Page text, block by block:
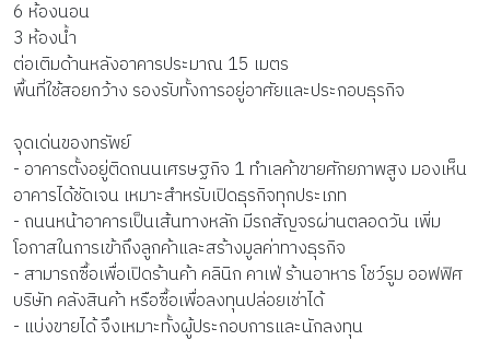
6 ห้องนอน
3 ห้องน้ำ
ต่อเติมด้านหลังอาคารประมาณ 15 เมตร
พื้นที่ใช้สอยกว้าง รองรับทั้งการอยู่อาศัยและประกอบธุรกิจ
จุดเด่นของทรัพย์
- อาคารตั้งอยู่ติดถนนเศรษฐกิจ 1 ทำเลค้าขายศักยภาพสูง มองเห็น
อาคารได้ชัดเจน เหมาะสำหรับเปิดธุรกิจทุกประเภท
- ถนนหน้าอาคารเป็นเส้นทางหลัก มีรถสัญจรผ่านตลอดวัน เพิ่ม
โอกาสในการเข้าถึงลูกค้าและสร้างมูลค่าทางธุรกิจ
- สามารถซื้อเพื่อเปิดร้านค้า คลินิก คาเฟ่ ร้านอาหาร โชว์รูม ออฟฟิศ
บริษัท คลังสินค้า หรือซื้อเพื่อลงทุนปล่อยเช่าได้
- แบ่งขายได้ จึงเหมาะทั้งผู้ประกอบการและนักลงทุน